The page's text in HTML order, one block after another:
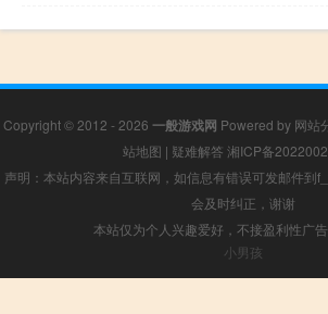
Copyright © 2012 - 2026 一般游戏网 Powered by 网站
站地图 | 疑难解答 湘ICP备
声明：本站内容来自互联网，如信息有错误可发邮件到
会及时纠正，谢谢
本站仅为个人兴趣爱好，不接盈利性广
小男孩